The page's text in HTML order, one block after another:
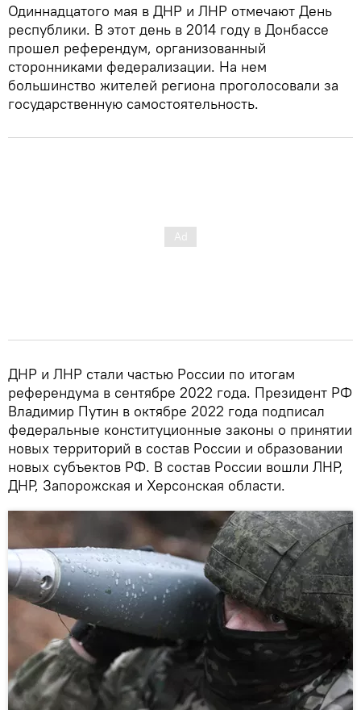
Одиннадцатого мая в ДНР и ЛНР отмечают День
республики. В этот день в 2014 году в Донбассе
прошел референдум, организованный
сторонниками федерализации. На нем
большинство жителей региона проголосовали за
государственную самостоятельность.
ДНР и ЛНР стали частью России по итогам
референдума в сентябре 2022 года. Президент РФ
Владимир Путин в октябре 2022 года подписал
федеральные конституционные законы о принятии
новых территорий в состав России и образовании
новых субъектов РФ. В состав России вошли ЛНР,
ДНР, Запорожская и Херсонская области.